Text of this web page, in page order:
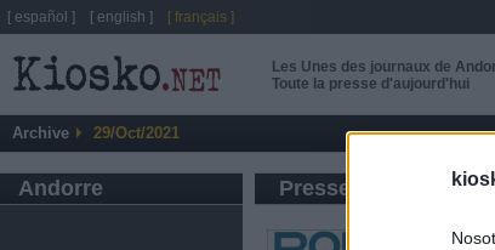
Les Unes des journaux de
Toute la presse d'aujourd'hui
Archive 29/Oct/2021
Andorre Presse
[ español ] [ english ] [ français ]